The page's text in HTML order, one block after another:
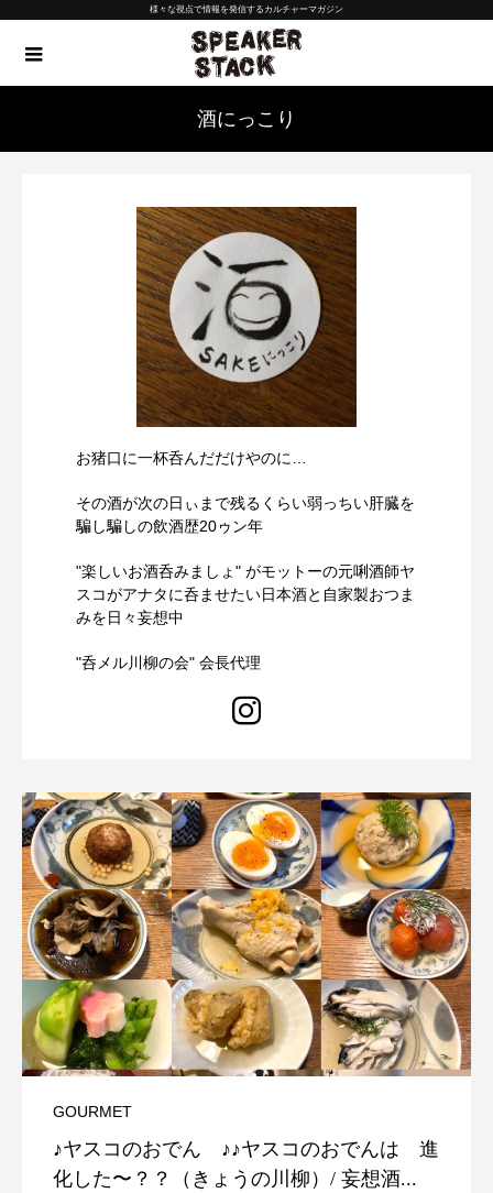
様々な視点で情報を発信するカルチャーマガジン
酒にっこり
お猪口に一杯呑んだだけやのに…
その酒が次の日ぃまで残るくらい弱っちい肝臓を
騙し騙しの飲酒歴20ゥン年
"楽しいお酒呑みましょ" がモットーの元唎酒師ヤ
スコがアナタに呑ませたい日本酒と自家製おつま
みを日々妄想中
"呑メル川柳の会" 会長代理
GOURMET
♪ヤスコのおでん ♪♪ヤスコのおでんは 進
化した〜？？（きょうの川柳）/ 妄想酒...